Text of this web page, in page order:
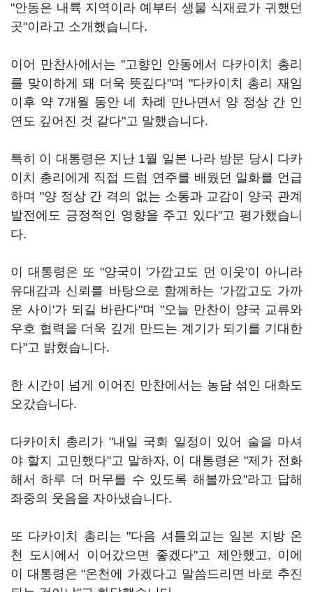
"안동은 내륙 지역이라 예부터 생물 식재료가 귀했던
곳"이라고 소개했습니다.
이어 만찬사에서는 "고향인 안동에서 다카이치 총리
를 맞이하게 돼 더욱 뜻깊다"며 "다카이치 총리 재임
이후 약 7개월 동안 네 차례 만나면서 양 정상 간 인
연도 깊어진 것 같다"고 말했습니다.
특히 이 대통령은 지난 1월 일본 나라 방문 당시 다카
이치 총리에게 직접 드럼 연주를 배웠던 일화를 언급
하며 "양 정상 간 격의 없는 소통과 교감이 양국 관계
발전에도 긍정적인 영향을 주고 있다"고 평가했습니
다.
이 대통령은 또 "양국이 '가깝고도 먼 이웃'이 아니라
유대감과 신뢰를 바탕으로 함께하는 '가깝고도 가까
운 사이'가 되길 바란다"며 "오늘 만찬이 양국 교류와
우호 협력을 더욱 깊게 만드는 계기가 되기를 기대한
다"고 밝혔습니다.
한 시간이 넘게 이어진 만찬에서는 농담 섞인 대화도
오갔습니다.
다카이치 총리가 "내일 국회 일정이 있어 술을 마셔
야 할지 고민했다"고 말하자, 이 대통령은 "제가 전화
해서 하루 더 머무를 수 있도록 해볼까요"라고 답해
좌중의 웃음을 자아냈습니다.
또 다카이치 총리는 "다음 셔틀외교는 일본 지방 온
천 도시에서 이어갔으면 좋겠다"고 제안했고, 이에
이 대통령은 "온천에 가겠다고 말씀드리면 바로 추진